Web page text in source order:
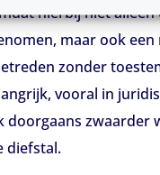
hierbij niet
maar ook
zonder
vooral in
doorgaans zwaarder
diefstal.